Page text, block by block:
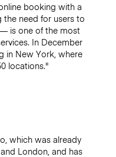
booking with a
need for users to
is one of the most
In December
in New York, where
locations."
which was already
London, and has